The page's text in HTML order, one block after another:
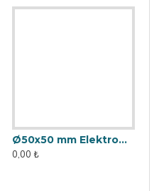
Ø50x50 mm Elektromıknatıs - Yüksek Güçlü, Su Geçirmez
0,00 ₺